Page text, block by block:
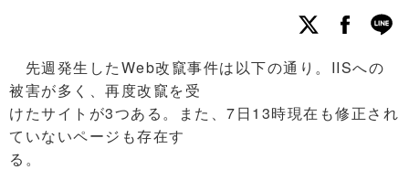
先週発生したWeb改竄事件は以下の通り。IISへの
被害が多く、再度改竄を受
けたサイトが3つある。また、7日13時現在も修正され
ていないページも存在す
る。